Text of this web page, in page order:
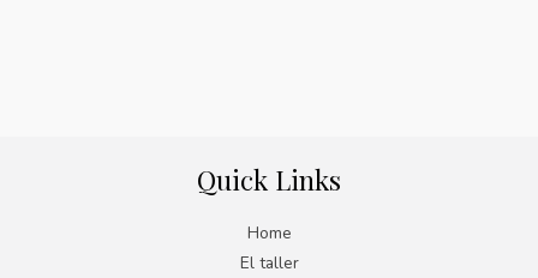
Quick Links
Home
El taller